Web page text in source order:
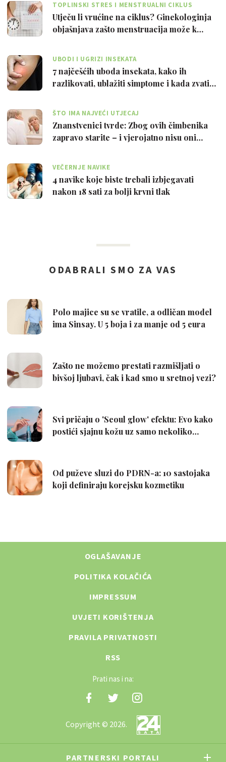
TOPLINSKI STRES I MENSTRUALNI CIKLUS
Utječu li vrućine na ciklus? Ginekologinja
objašnjava zašto menstruacija može k…
UBODI I UGRIZI INSEKATA
7 najčešćih uboda insekata, kako ih
razlikovati, ublažiti simptome i kada zvati…
ŠTO IMA NAJVEĆI UTJECAJ
Znanstvenici tvrde: Zbog ovih čimbenika
zapravo starite – i vjerojatno nisu oni…
VEČERNJE NAVIKE
4 navike koje biste trebali izbjegavati
nakon 18 sati za bolji krvni tlak
OGLAŠAVANJE
POLITIKA KOLAČIĆA
IMPRESSUM
UVJETI KORIŠTENJA
PRAVILA PRIVATNOSTI
RSS
Prati nas i na:
Copyright © 2026.
PARTNERSKI PORTALI